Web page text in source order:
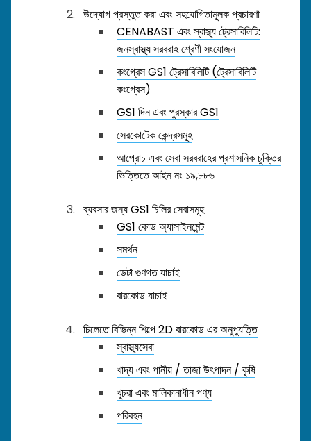
উদ্যোগ প্রস্তুত করা এবং সহযোগিতামূলক প্রচারণা
CENABAST এবং স্বাস্থ্য ট্রেসাবিলিটি:
জনস্বাস্থ্য সরবরাহ শ্রেণী সংযোজন
কংগ্রেস GS1 ট্রেসাবিলিটি (ট্রেসাবিলিটি
কংগ্রেস)
GS1 দিন এবং পুরস্কার GS1
সেরকোটেক কেন্দ্রসমূহ
আপ্রোচ এবং সেবা সরবরাহের প্রশাসনিক চুক্তির
ভিত্তিতে আইন নং ১৯,৮৮৬
ব্যবসার জন্য GS1 চিলির সেবাসমূহ
GS1 কোড অ্যাসাইনমেন্ট
সমর্থন
ডেটা গুণগত যাচাই
বারকোড যাচাই
চিলেতে বিভিন্ন শিল্পে 2D বারকোড এর অনুপ্যুত্তি
স্বাস্থ্যসেবা
খাদ্য এবং পানীয় / তাজা উৎপাদন / কৃষি
খুচরা এবং মালিকানাধীন পণ্য
পরিবহন